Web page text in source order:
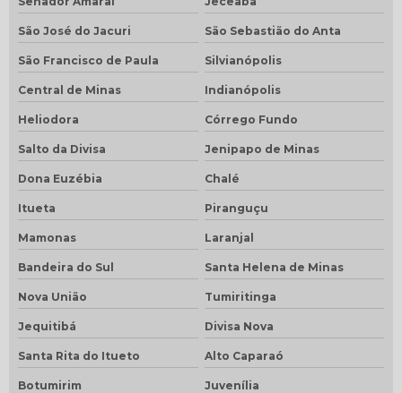
São José do Jacuri São Sebastião do Anta
São Francisco de Paula Silvianópolis
Central de Minas Indianópolis
Heliodora Córrego Fundo
Salto da Divisa Jenipapo de Minas
Dona Euzébia Chalé
Itueta Piranguçu
Mamonas Laranjal
Bandeira do Sul Santa Helena de Minas
Nova União Tumiritinga
Jequitibá Divisa Nova
Santa Rita do Itueto Alto Caparaó
Botumirim Juvenília